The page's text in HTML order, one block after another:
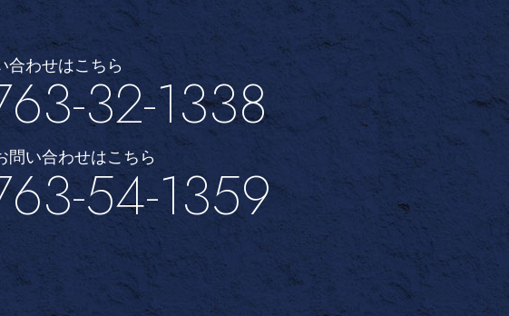
合わせはこちら32-1338
問い合わせはこちら54-1359